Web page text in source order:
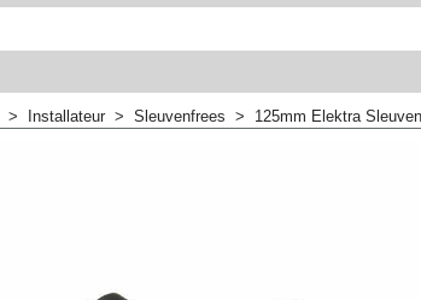
> Installateur > Sleuvenfrees > 125mm Elektra